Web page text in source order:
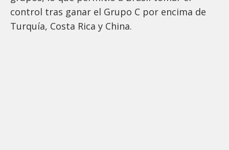
control tras ganar el Grupo C por encima de
Turquía, Costa Rica y China.